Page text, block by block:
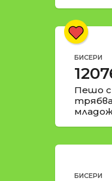
БИСЕРИ
Пешо
БИСЕРИ